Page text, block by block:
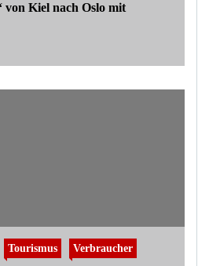
Kiel nach Oslo mit
Tourismus Verbraucher